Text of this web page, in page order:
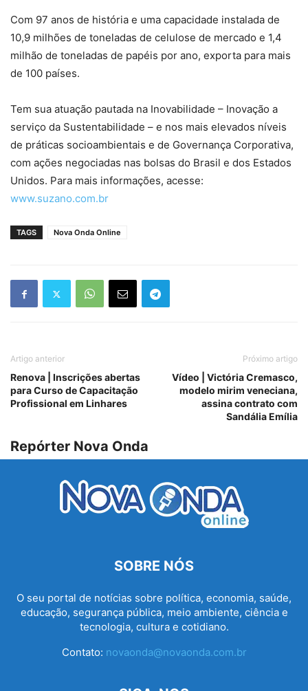
Com 97 anos de história e uma capacidade instalada de
10,9 milhões de toneladas de celulose de mercado e 1,4
milhão de toneladas de papéis por ano, exporta para mais
de 100 países.
Tem sua atuação pautada na Inovabilidade – Inovação a
serviço da Sustentabilidade – e nos mais elevados níveis
de práticas socioambientais e de Governança Corporativa,
com ações negociadas nas bolsas do Brasil e dos Estados
Unidos. Para mais informações, acesse:
www.suzano.com.br
TAGS Nova Onda Online
Artigo anterior
Renova | Inscrições abertas
para Curso de Capacitação
Profissional em Linhares
Próximo artigo
Vídeo | Victória Cremasco,
modelo mirim veneciana,
assina contrato com
Sandália Emília
Repórter Nova Onda
SOBRE NÓS
O seu portal de notícias sobre política, economia, saúde,
educação, segurança pública, meio ambiente, ciência e
tecnologia, cultura e cotidiano.
Contato: novaonda@novaonda.com.br